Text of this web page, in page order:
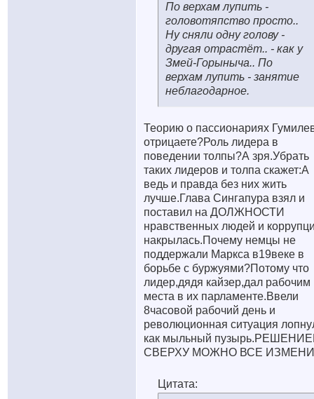
По верхам лупить -
головотяпство просто..
Ну сняли одну голову -
другая отрастёт.. - как у
Змей-Горыныча.. По
верхам лупить - занятие
неблагодарное.
Теорию о пассионариях
отрицаете?Роль лидера в
поведении толпы?А зря.Убрать
таких лидеров и толпа скажет:А
ведь и правда без них жить
лучше.Глава Сингапура взял и
поставил на ДОЛЖНОСТИ
нравственных людей и
накрылась.Почему немцы не
поддержали Маркса в19веке в
борьбе с буржуями?Потому что
лидер,дядя кайзер,дал рабочим
места в их парламенте.Ввели
8часовой рабочий день и
революционная ситуация
как мыльный
СВЕРХУ МОЖНО ВСЕ
Цитата: